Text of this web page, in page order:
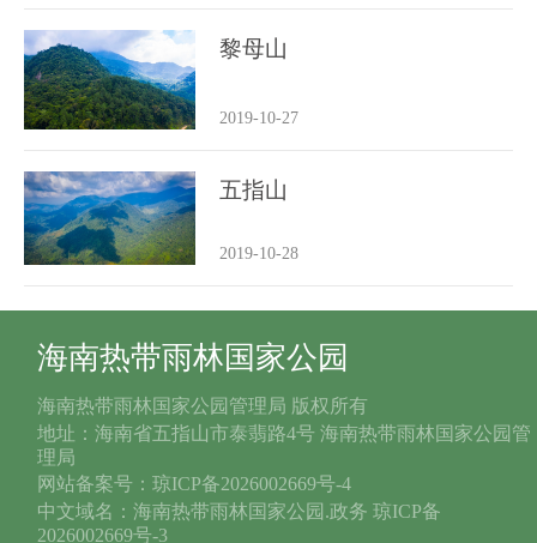
黎母山
2019-10-27
五指山
2019-10-28
海南热带雨林国家公园
海南热带雨林国家公园管理局 版权所有
地址：海南省五指山市泰翡路4号 海南热带雨林国家公园管
理局
网站备案号：琼ICP备2026002669号-4
中文域名：海南热带雨林国家公园.政务 琼ICP备
2026002669号-3